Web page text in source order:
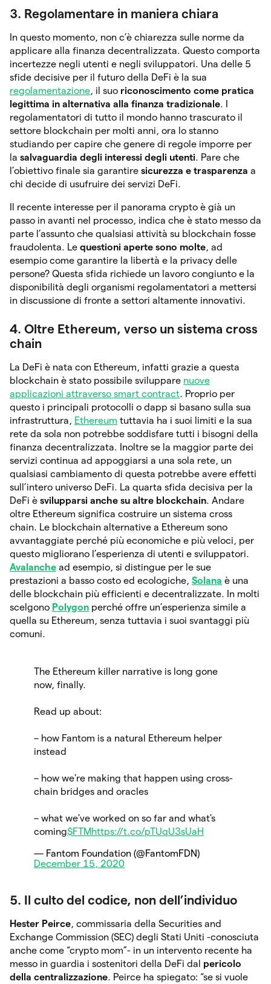
3. Regolamentare in maniera chiara
In questo momento, non c’è chiarezza sulle norme da
applicare alla finanza decentralizzata. Questo comporta
incertezze negli utenti e negli sviluppatori. Una delle 5
sfide decisive per il futuro della DeFi è la sua
regolamentazione, il suo riconoscimento come pratica
legittima in alternativa alla finanza tradizionale. I
regolamentatori di tutto il mondo hanno trascurato il
settore blockchain per molti anni, ora lo stanno
studiando per capire che genere di regole imporre per
la salvaguardia degli interessi degli utenti. Pare che
l’obiettivo finale sia garantire sicurezza e trasparenza a
chi decide di usufruire dei servizi DeFi.
Il recente interesse per il panorama crypto è già un
passo in avanti nel processo, indica che è stato messo da
parte l’assunto che qualsiasi attività su blockchain fosse
fraudolenta. Le questioni aperte sono molte, ad
esempio come garantire la libertà e la privacy delle
persone? Questa sfida richiede un lavoro congiunto e la
disponibilità degli organismi regolamentatori a mettersi
in discussione di fronte a settori altamente innovativi.
4. Oltre Ethereum, verso un sistema cross
chain
La DeFi è nata con Ethereum, infatti grazie a questa
blockchain è stato possibile sviluppare nuove
applicazioni attraverso smart contract. Proprio per
questo i principali protocolli o dapp si basano sulla sua
infrastruttura, Ethereum tuttavia ha i suoi limiti e la sua
rete da sola non potrebbe soddisfare tutti i bisogni della
finanza decentralizzata. Inoltre se la maggior parte dei
servizi continua ad appoggiarsi a una sola rete, un
qualsiasi cambiamento di questa potrebbe avere effetti
sull’intero universo DeFi. La quarta sfida decisiva per la
DeFi è svilupparsi anche su altre blockchain. Andare
oltre Ethereum significa costruire un sistema cross
chain. Le blockchain alternative a Ethereum sono
avvantaggiate perché più economiche e più veloci, per
questo migliorano l’esperienza di utenti e sviluppatori.
Avalanche ad esempio, si distingue per le sue
prestazioni a basso costo ed ecologiche, Solana è una
delle blockchain più efficienti e decentralizzate. In molti
scelgono Polygon perché offre un’esperienza simile a
quella su Ethereum, senza tuttavia i suoi svantaggi più
comuni.
The Ethereum killer narrative is long gone
now, finally.
Read up about:
– how Fantom is a natural Ethereum helper
instead
– how we're making that happen using cross-
chain bridges and oracles
– what we've worked on so far and what's
coming$FTM https://t.co/pTUqU3sUaH
— Fantom Foundation (@FantomFDN)
December 15, 2020
5. Il culto del codice, non dell’individuo
Hester Peirce, commissaria della Securities and
Exchange Commission (SEC) degli Stati Uniti -conosciuta
anche come “crypto mom”- in un intervento recente ha
messo in guardia i sostenitori della DeFi dal pericolo
della centralizzazione. Peirce ha spiegato: “se si vuole